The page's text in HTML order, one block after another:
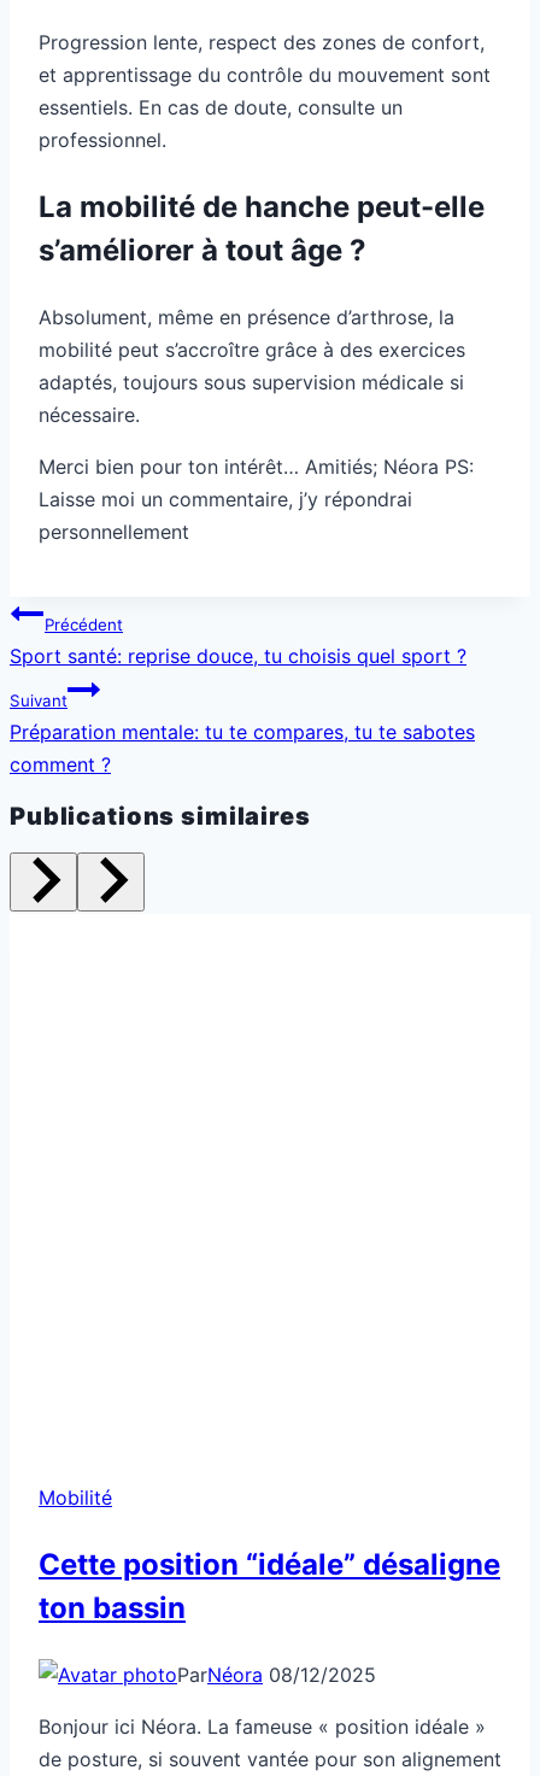
Progression lente, respect des zones de confort,
et apprentissage du contrôle du mouvement sont
essentiels. En cas de doute, consulte un
professionnel.
La mobilité de hanche peut-elle
s’améliorer à tout âge ?
Absolument, même en présence d’arthrose, la
mobilité peut s’accroître grâce à des exercices
adaptés, toujours sous supervision médicale si
nécessaire.
Merci bien pour ton intérêt… Amitiés; Néora PS:
Laisse moi un commentaire, j’y répondrai
personnellement
Navigation
de
l’article
Précédent
Sport santé: reprise douce, tu choisis quel sport ?
Suivant
Préparation mentale: tu te compares, tu te sabotes
comment ?
Publications similaires
Mobilité
Cette position “idéale” désaligne
ton bassin
ParNéora 08/12/2025
Bonjour ici Néora. La fameuse « position idéale »
de posture, si souvent vantée pour son alignement